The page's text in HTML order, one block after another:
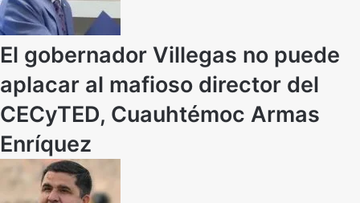
El gobernador Villegas no puede
aplacar al mafioso director del
CECyTED, Cuauhtémoc Armas
Enríquez